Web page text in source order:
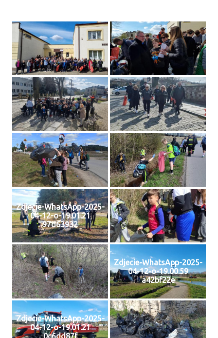
Zdjecie-WhatsApp-2025-
04-12-o-19.01.21
97d63932
Zdjecie-WhatsApp-2025-
04-12-o-19.00.59
a42bf22e
Zdjecie-WhatsApp-2025-
04-12-o-19.01.21
0c6dd87f